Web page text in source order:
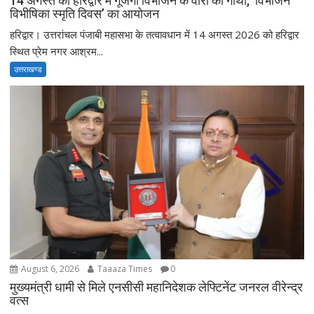
विभीषिका स्मृति दिवस’ का आयोजन
हरिद्वार। उत्तरांचल पंजाबी महासभा के तत्वावधान में 14 अगस्त 2026 को हरिद्वार
स्थित प्रेम नगर आश्रम...
उत्तराखण्ड
August 6, 2026 Taaaza Times 0
मुख्यमंत्री धामी से मिले एनसीसी महानिदेशक लेफ्टिनेंट जनरल वीरेन्द्र
वत्स